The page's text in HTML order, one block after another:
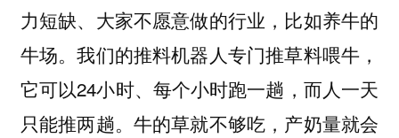
力短缺、大家不愿意做的行业， 比如养牛的
牛场。我们的推料机器人专门推草料喂牛，
它可以24小时、每个小时跑一趟，而人一天
只能推两趟。牛的草就不够吃，产奶量就会